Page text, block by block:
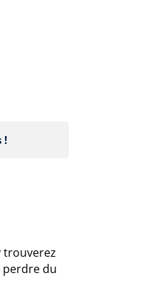
!
trouverez
perdre du